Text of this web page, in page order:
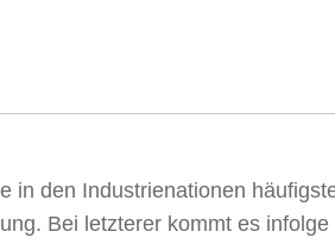
in den Industrienationen
Bei letzterer kommt es